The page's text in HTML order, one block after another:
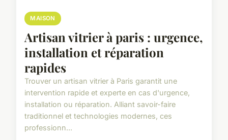
MAISON
Artisan vitrier à paris : urgence,
installation et réparation
rapides
Trouver un artisan vitrier à Paris garantit une
intervention rapide et experte en cas d'urgence,
installation ou réparation. Alliant savoir-faire
traditionnel et technologies modernes, ces
professionn...